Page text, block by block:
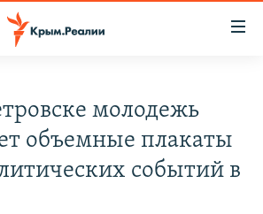
молодежь
объемные плакаты
событий в